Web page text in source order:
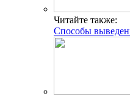
Читайте также:
Способы